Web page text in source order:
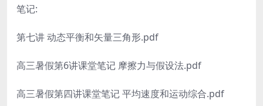
笔记:
第七讲 动态平衡和矢量三角形.pdf
高三暑假第6讲课堂笔记 摩擦力与假设法.pdf
高三暑假第四讲课堂笔记 平均速度和运动综合.pdf